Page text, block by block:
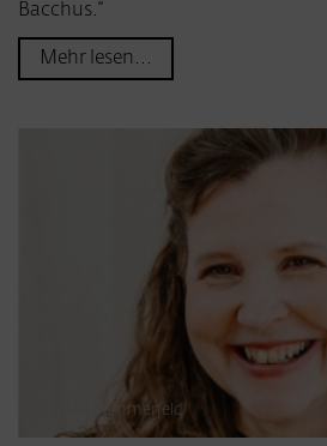
Bacchus.“
Mehr lesen...
© Anna Sommerfeld